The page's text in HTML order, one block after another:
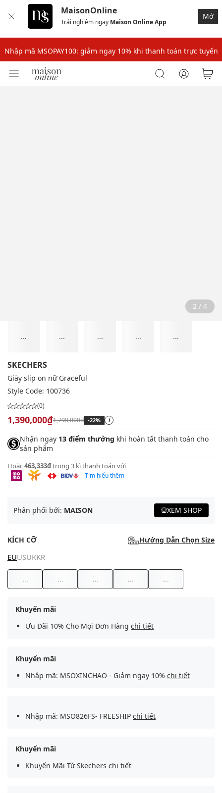
MaisonOnline
Trải nghiệm ngay Maison Online App
Mở
Nhập mã: MSOXINCHAO - Giảm 10% đơn đầu cho thành viên mới!
Nhập mã MSOPAY100: giảm ngay 10% khi thanh toán trực tuyến
Nhập mã: MSOXINCHAO - Giảm 10% đơn đầu cho thành viên mới!
2 / 4
... ... ... ... ...
SKECHERS
Giày slip on nữ Graceful
Style Code: 100736
(0)
1,390,000₫1,790,000₫ -22% i
Nhận ngay 13 điểm thưởng khi hoàn tất thanh toán cho
sản phẩm
Hoặc463,333₫trong 3 kì thanh toán với
Tìm hiểu thêm
Phân phối bởi: MAISON XEM SHOP
KÍCH CỠ Hướng Dẫn Chọn Size
EUUSUKKR
... ... ... ... ...
Khuyến mãi
Ưu Đãi 10% Cho Mọi Đơn Hàng chi tiết
Khuyến mãi
Nhập mã: MSOXINCHAO - Giảm ngay 10% chi tiết
Nhập mã: MSO826FS- FREESHIP chi tiết
Khuyến mãi
Khuyến Mãi Từ Skechers chi tiết